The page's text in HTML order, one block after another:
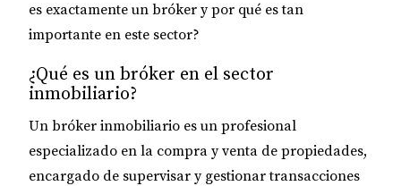
es exactamente un bróker y por qué es tan
importante en este sector?
¿Qué es un bróker en el sector
inmobiliario?
Un bróker inmobiliario es un profesional
especializado en la compra y venta de propiedades,
encargado de supervisar y gestionar transacciones